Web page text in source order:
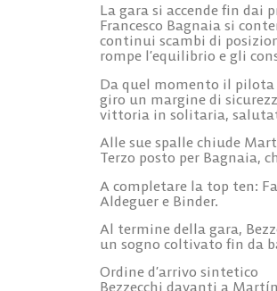
La gara si accende fin dai
Francesco Bagnaia si
continui scambi di
rompe l’equilibrio e gli
Da quel momento il
giro un margine di
vittoria in solitaria,
Alle sue spalle chiude
Terzo posto per Bagnaia,
A completare la top ten:
Aldeguer e Binder.
Al termine della gara,
un sogno coltivato fin da
Ordine d’arrivo sintetico
Bezzecchi davanti a